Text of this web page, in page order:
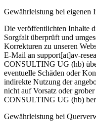
Gewährleistung bei eigenen
Die veröffentlichten Inhalte
Sorgfalt überprüft und
Korrekturen zu unseren
E-Mail an support[at]av-
CONSULTING UG (hb)
eventuelle Schäden oder
indirekte Nutzung der
nicht auf Vorsatz oder
CONSULTING UG (hb)
Gewährleistung bei